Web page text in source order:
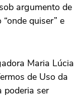
argumento de
quiser” e
Maria Lúcia
de Uso da
poderia ser